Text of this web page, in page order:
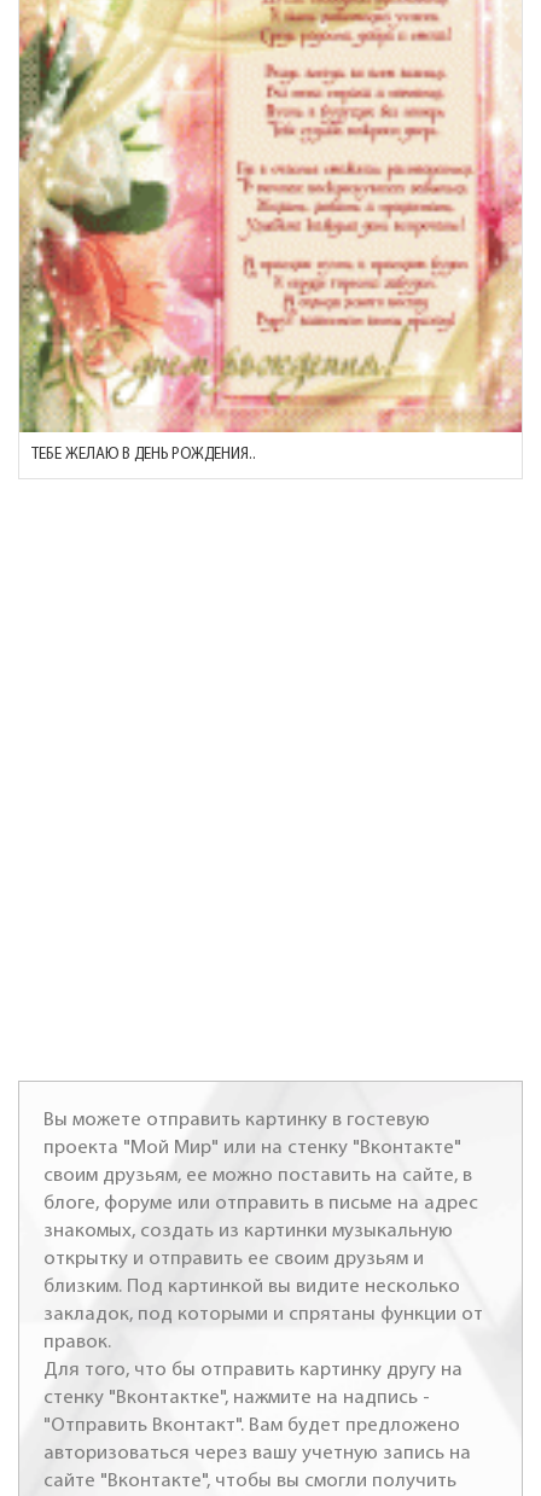
ТЕБЕ ЖЕЛАЮ В ДЕНЬ РОЖДЕНИЯ..
Вы можете отправить картинку в гостевую
проекта "Мой Мир" или на стенку "Вконтакте"
своим друзьям, ее можно поставить на сайте, в
блоге, форуме или отправить в письме на адрес
знакомых, создать из картинки музыкальную
открытку и отправить ее своим друзьям и
близким. Под картинкой вы видите несколько
закладок, под которыми и спрятаны функции от
правок.
Для того, что бы отправить картинку другу на
стенку "Вконтактке", нажмите на надпись -
"Отправить Вконтакт". Вам будет предложено
авторизоваться через вашу учетную запись на
сайте "Вконтакте", чтобы вы смогли получить